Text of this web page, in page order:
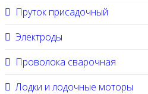
Пруток присадочный
Электроды
Проволока сварочная
Лодки и лодочные моторы